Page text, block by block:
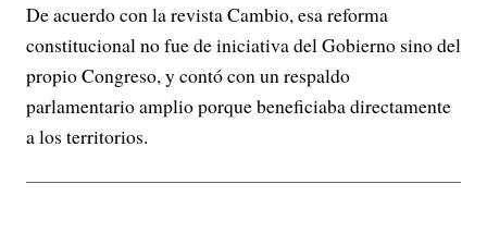
De acuerdo con la revista Cambio, esa reforma
constitucional no fue de iniciativa del Gobierno sino del
propio Congreso, y contó con un respaldo
parlamentario amplio porque beneficiaba directamente
a los territorios.